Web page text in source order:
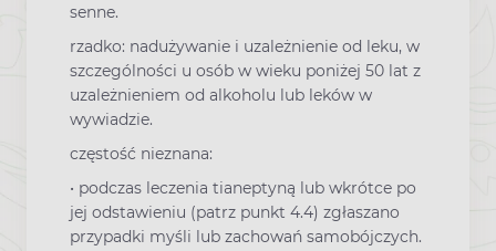
senne.
rzadko: nadużywanie i uzależnienie od leku, w
szczególności u osób w wieku poniżej 50 lat z
uzależnieniem od alkoholu lub leków w
wywiadzie.
częstość nieznana:
• podczas leczenia tianeptyną lub wkrótce po
jej odstawieniu (patrz punkt 4.4) zgłaszano
przypadki myśli lub zachowań samobójczych.